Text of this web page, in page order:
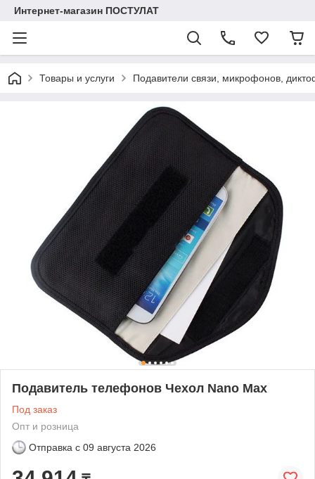
Интернет-магазин ПОСТУЛАТ
Товары и услуги Подавители связи, микрофонов,
Подавитель телефонов Чехол Nano Max
Под заказ
Опт и розница
Отправка с 09 августа 2026